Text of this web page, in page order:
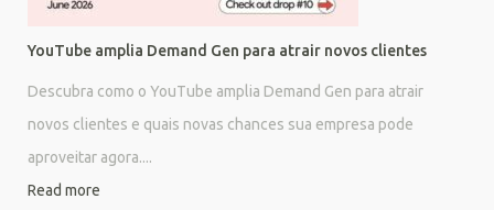
YouTube amplia Demand Gen para atrair novos clientes
Descubra como o YouTube amplia Demand Gen para atrair
novos clientes e quais novas chances sua empresa pode
aproveitar agora....
Read more